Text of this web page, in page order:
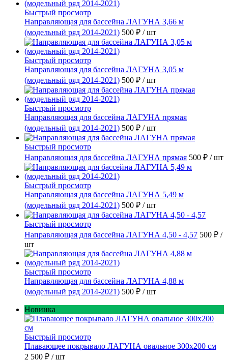
Быстрый просмотр
Направляющая для бассейна ЛАГУНА 3,66 м
(модельный ряд 2014-2021) 500 ₽ / шт
Быстрый просмотр
Направляющая для бассейна ЛАГУНА 3,05 м
(модельный ряд 2014-2021) 500 ₽ / шт
Быстрый просмотр
Направляющая для бассейна ЛАГУНА прямая
(модельный ряд 2014-2021) 500 ₽ / шт
Быстрый просмотр
Направляющая для бассейна ЛАГУНА прямая 500 ₽ / шт
Быстрый просмотр
Направляющая для бассейна ЛАГУНА 5,49 м
(модельный ряд 2014-2021) 500 ₽ / шт
Быстрый просмотр
Направляющая для бассейна ЛАГУНА 4,50 - 4,57 500 ₽ /
шт
Быстрый просмотр
Направляющая для бассейна ЛАГУНА 4,88 м
(модельный ряд 2014-2021) 500 ₽ / шт
Новинка
Быстрый просмотр
Плавающее покрывало ЛАГУНА овальное 300х200 см
2 500 ₽ / шт